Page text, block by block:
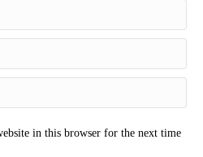
in this browser for the next time